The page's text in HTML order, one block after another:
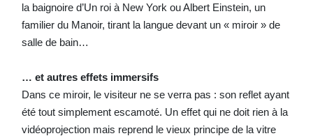
la baignoire d’Un roi à New York ou Albert Einstein, un
familier du Manoir, tirant la langue devant un « miroir » de
salle de bain…
… et autres effets immersifs
Dans ce miroir, le visiteur ne se verra pas : son reflet ayant
été tout simplement escamoté. Un effet qui ne doit rien à la
vidéoprojection mais reprend le vieux principe de la vitre